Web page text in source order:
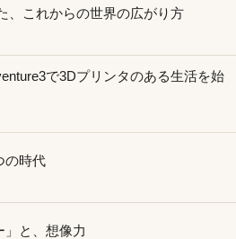
、これからの世界の広がり方
で3Dプリンタのある生活を始
の時代
」と、想像力